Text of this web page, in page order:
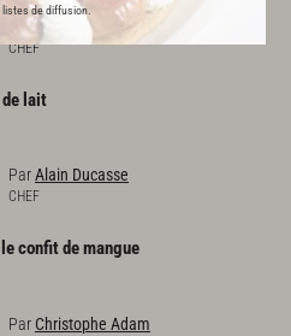
de diffusion.
ParChristophe Adam
CHEF
de lait
ParAlain Ducasse
CHEF
confitdemangue
Par Christophe Adam